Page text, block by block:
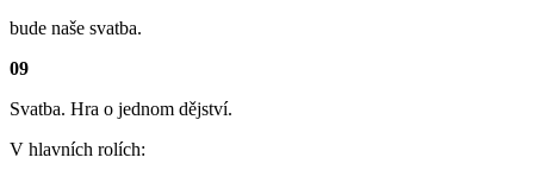
bude naše svatba.
09
Svatba. Hra o jednom dějství.
V hlavních rolích: